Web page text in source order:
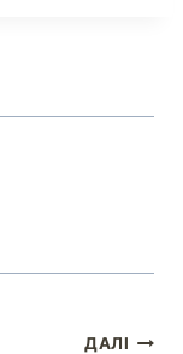
ДАЛІ